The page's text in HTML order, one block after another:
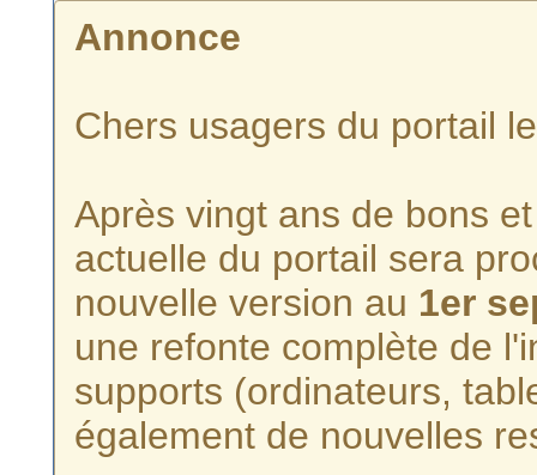
Annonce
Chers usagers du portail
Après vingt ans de bons
actuelle du portail sera
nouvelle version au 1er
une refonte complète de
supports (ordinateurs,
également de nouvelles